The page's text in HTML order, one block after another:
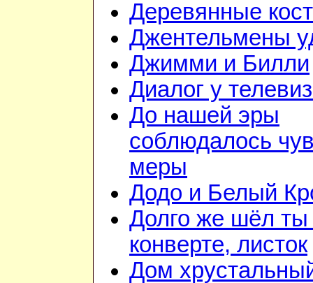
Деревянные
Джентельмены
Джимми и Билли
Диалог у
До нашей эры
соблюдалось
меры
Додо и Белый
Долго же шёл ты
конверте, листок
Дом